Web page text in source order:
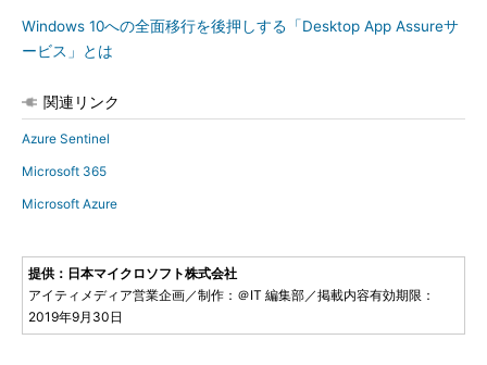
Windows 10への全面移行を後押しする「Desktop App Assureサ
ービス」とは
関連リンク
Azure Sentinel
Microsoft 365
Microsoft Azure
提供：日本マイクロソフト株式会社
アイティメディア営業企画／制作：＠IT 編集部／掲載内容有効期限：
2019年9月30日